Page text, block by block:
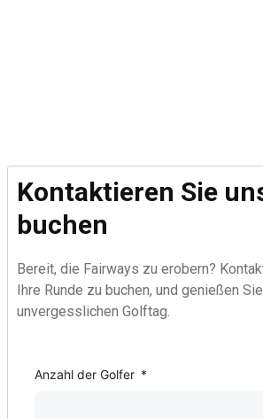
Kontaktieren Sie
buchen
Bereit, die Fairways zu erobern?
Ihre Runde zu buchen, und genießen
unvergesslichen Golftag.
Golf Course
Anzahl der Golfer *